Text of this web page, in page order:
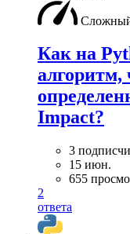
Как на
Impact?
3
15 июн.
655
2
ответа